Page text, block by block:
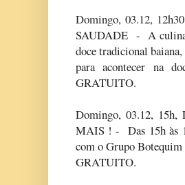
Domingo, 03.12,
SAUDADE - A
doce tradicional
para acontecer na
GRATUITO.
Domingo, 03.12,
MAIS ! - Das 15h às
com o Grupo Botequim
GRATUITO.